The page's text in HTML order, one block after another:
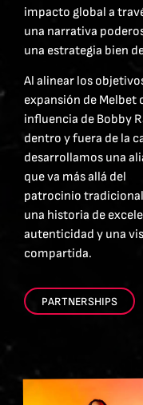
impacto global a
una narrativa
una estrategia bien
Al alinear los
expansión de Melbet
influencia de Bobby
dentro y fuera de la
desarrollamos una
que va más allá del
patrocinio
una historia de
autenticidad y una
compartida.
PARTNERSHIPS